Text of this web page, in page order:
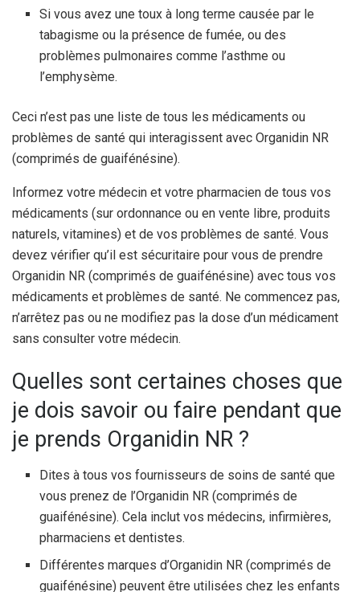
Si vous avez une toux à long terme causée par le
tabagisme ou la présence de fumée, ou des
problèmes pulmonaires comme l’asthme ou
l’emphysème.
Ceci n’est pas une liste de tous les médicaments ou
problèmes de santé qui interagissent avec Organidin NR
(comprimés de guaifénésine).
Informez votre médecin et votre pharmacien de tous vos
médicaments (sur ordonnance ou en vente libre, produits
naturels, vitamines) et de vos problèmes de santé. Vous
devez vérifier qu’il est sécuritaire pour vous de prendre
Organidin NR (comprimés de guaifénésine) avec tous vos
médicaments et problèmes de santé. Ne commencez pas,
n’arrêtez pas ou ne modifiez pas la dose d’un médicament
sans consulter votre médecin.
Quelles sont certaines choses que
je dois savoir ou faire pendant que
je prends Organidin NR ?
Dites à tous vos fournisseurs de soins de santé que
vous prenez de l’Organidin NR (comprimés de
guaifénésine). Cela inclut vos médecins, infirmières,
pharmaciens et dentistes.
Différentes marques d’Organidin NR (comprimés de
guaifénésine) peuvent être utilisées chez les enfants